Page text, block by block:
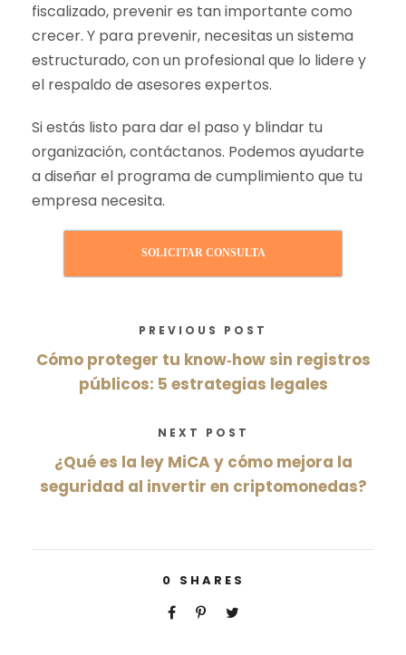
fiscalizado, prevenir es tan importante como
crecer. Y para prevenir, necesitas un sistema
estructurado, con un profesional que lo lidere y
el respaldo de asesores expertos.
Si estás listo para dar el paso y blindar tu
organización, contáctanos. Podemos ayudarte
a diseñar el programa de cumplimiento que tu
empresa necesita.
SOLICITAR CONSULTA
PREVIOUS POST
Cómo proteger tu know‑how sin registros
públicos: 5 estrategias legales
NEXT POST
¿Qué es la ley MiCA y cómo mejora la
seguridad al invertir en criptomonedas?
0 SHARES